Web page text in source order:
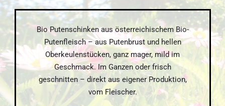
Bio Putenschinken aus österreichischem Bio-
Putenfleisch – aus Putenbrust und hellen
Oberkeulenstücken, ganz mager, mild im
Geschmack. Im Ganzen oder frisch
geschnitten – direkt aus eigener Produktion,
vom Fleischer.